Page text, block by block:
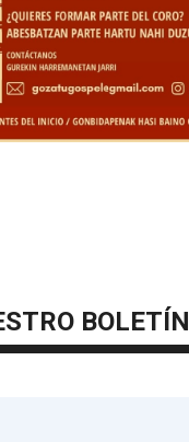
BOLETÍN